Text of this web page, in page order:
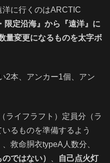
に行くのはARCTIC
限定沿海』から『遠洋』に
量変更になるものを太字ボ
2本、アンカー1個、アン
ライフラフト）定員分（ラ
るものを準備するよう
救命胴衣typeA人数分、
ではない）
自己点火灯